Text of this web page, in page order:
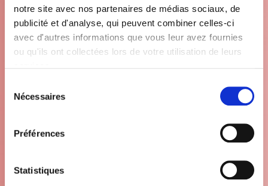
notre site avec nos partenaires de médias sociaux, de
publicité et d'analyse, qui peuvent combiner celles-ci
avec d'autres informations que vous leur avez fournies
ou qu'ils ont collectées lors de votre utilisation de leurs
Nécessaires
Préférences
Statistiques